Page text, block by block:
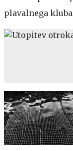
plavalnega